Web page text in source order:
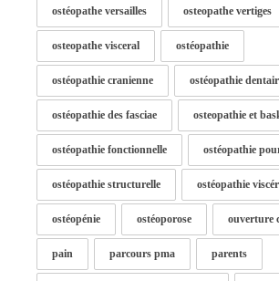
ostéopathe versailles osteopathe vertiges
osteopathe visceral ostéopathie
ostéopathie cranienne ostéopathie
ostéopathie des fasciae osteopathie et
ostéopathie fonctionnelle ostéopathie
ostéopathie structurelle ostéopathie
ostéopénie ostéoporose ouverture
pain parcours pma parents